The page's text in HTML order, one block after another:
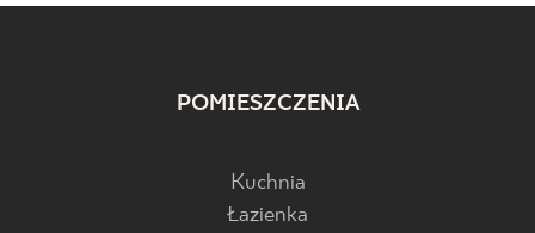
POMIESZCZENIA
Kuchnia
Łazienka